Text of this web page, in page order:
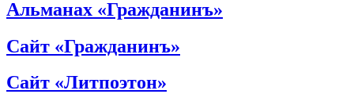
Альманах «Гражданинъ»
Сайт «Гражданинъ»
Сайт «Литпоэтон»